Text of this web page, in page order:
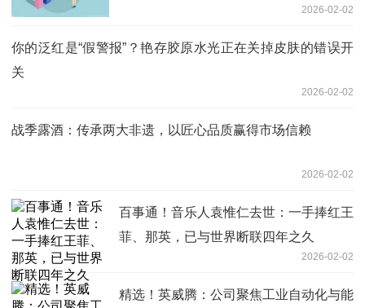
2026-02-02
你的泛红是“假警报”？艳存胶原水光正在关掉皮肤的错误开
关
2026-02-02
战季露酒：传承两大非遗，以匠心品质赢得市场信赖
2026-02-02
百事通！音乐人袁惟仁去世：一手捧红王
菲、那英，已与世界断联四年之久
2026-02-02
精选！英威腾：公司聚焦工业自动化与能